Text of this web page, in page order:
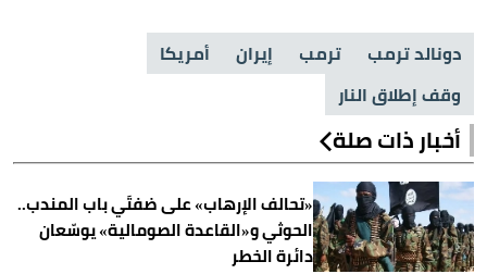
دونالد ترمب ترمب إيران
أمريكا
وقف إطلاق النار
أخبار ذات صلة
«تحالف الإرهاب» على ضفتَي باب المندب..
الحوثي و«القاعدة الصومالية» يوسّعان
دائرة الخطر